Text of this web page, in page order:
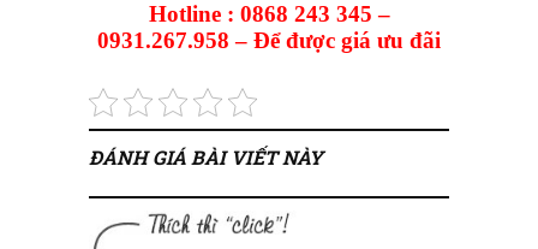
Hotline : 0868 243 345 –
0931.267.958 – Để được giá ưu đãi
ĐÁNH GIÁ BÀI VIẾT NÀY